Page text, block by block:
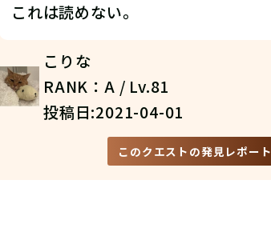
これは読めない。
こりな
RANK：A / Lv.81
投稿日:2021-04-01
このクエストの発見レポー